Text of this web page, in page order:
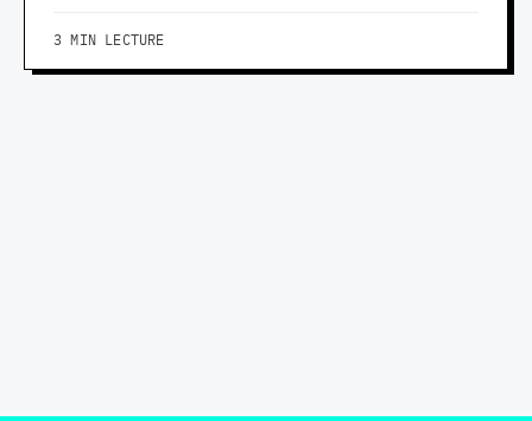
3 MIN LECTURE